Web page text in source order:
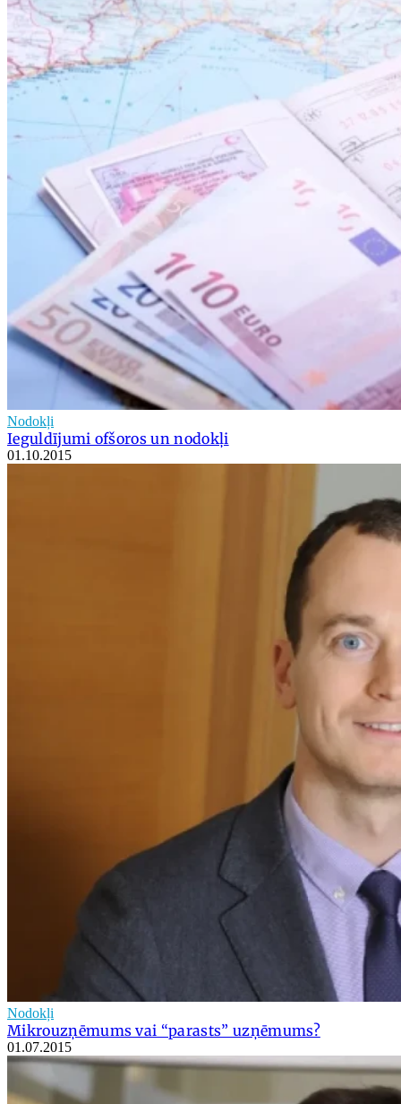
Nodokļi
Ieguldījumi ofšoros un nodokļi
01.10.2015
Nodokļi
Mikrouzņēmums vai “parasts” uzņēmums?
01.07.2015